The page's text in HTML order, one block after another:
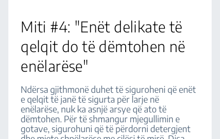
Miti #4: "Enët delikate të
qelqit do të dëmtohen në
enëlarëse"
Ndërsa gjithmonë duhet të siguroheni që enët
e qelqit të janë të sigurta për larje në
enëlarëse, nuk ka asnjë arsye që ato të
dëmtohen. Për të shmangur mjegullimin e
gotave, sigurohuni që të përdorni detergjent